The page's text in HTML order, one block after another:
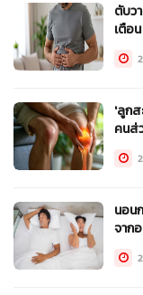
ตับว
เตือ
'ลูกส
คนส่
นอน
จาก